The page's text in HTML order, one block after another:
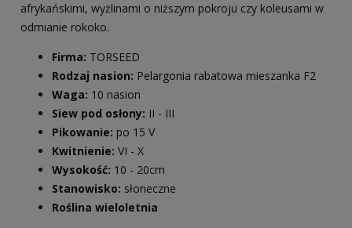
afrykańskimi, wyżlinami o niższym pokroju czy koleusami w
odmianie rokoko.
Firma: TORSEED
Rodzaj nasion: Pelargonia rabatowa mieszanka F2
Waga: 10 nasion
Siew pod osłony: II - III
Pikowanie: po 15 V
Kwitnienie: VI - X
Wysokość: 10 - 20cm
Stanowisko: słoneczne
Roślina wieloletnia